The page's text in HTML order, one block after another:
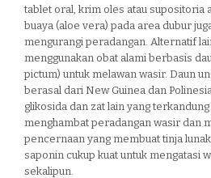
tablet oral, krim oles atau supositoria
buaya (aloe vera) pada area dubur
mengurangi peradangan. Alternatif
menggunakan obat alami berbasis
pictum) untuk melawan wasir. Daun
berasal dari New Guinea dan
glikosida dan zat lain yang
menghambat peradangan wasir dan
pencernaan yang membuat tinja
saponin cukup kuat untuk mengatasi
sekalipun.